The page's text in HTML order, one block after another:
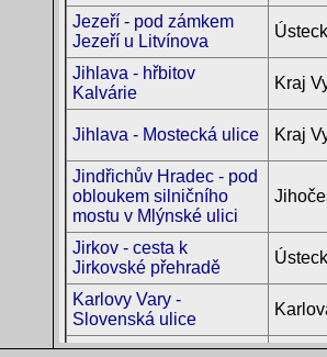
Jezeří - pod zámkem
Jezeří u Litvínova
Jihlava - hřbitov
Kalvárie
Kraj
Jihlava - Mostecká ulice Kraj
Jindřichův Hradec - pod
obloukem silničního
mostu v Mlýnské ulici
Jirkov - cesta k
Jirkovské přehradě
Karlovy Vary -
Slovenská ulice